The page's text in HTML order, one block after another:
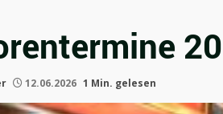
12.06.2026 1 Min. gelesen